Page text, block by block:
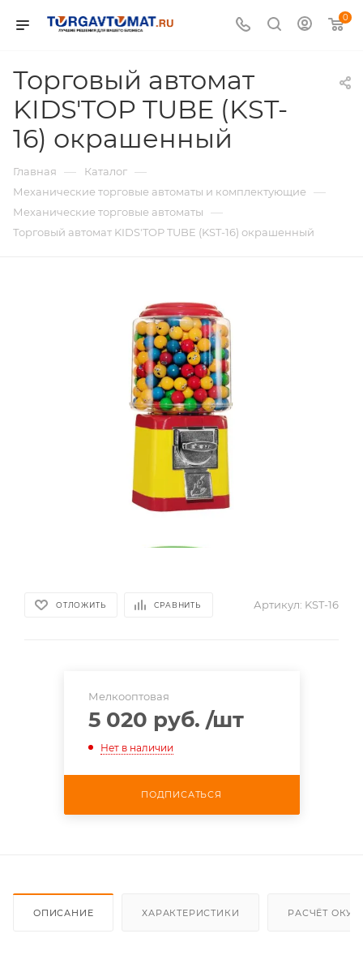
0
Торговый автомат
KIDS'TOP TUBE (KST-
16) окрашенный
Главная — Каталог —
Механические торговые автоматы и комплектующие —
Механические торговые автоматы —
Торговый автомат KIDS'TOP TUBE (KST-16) окрашенный
ОТЛОЖИТЬ СРАВНИТЬ Артикул: KST-16
Мелкооптовая
5 020 руб. /шт
Нет в наличии
ПОДПИСАТЬСЯ
ОПИСАНИЕ ХАРАКТЕРИСТИКИ РАСЧЁТ